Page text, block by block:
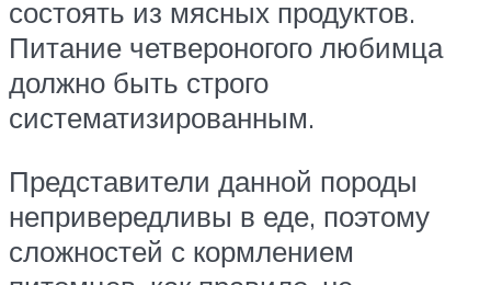
состоять из мясных продуктов.
Питание четвероногого любимца
должно быть строго
систематизированным.
Представители данной породы
непривередливы в еде, поэтому
сложностей с кормлением